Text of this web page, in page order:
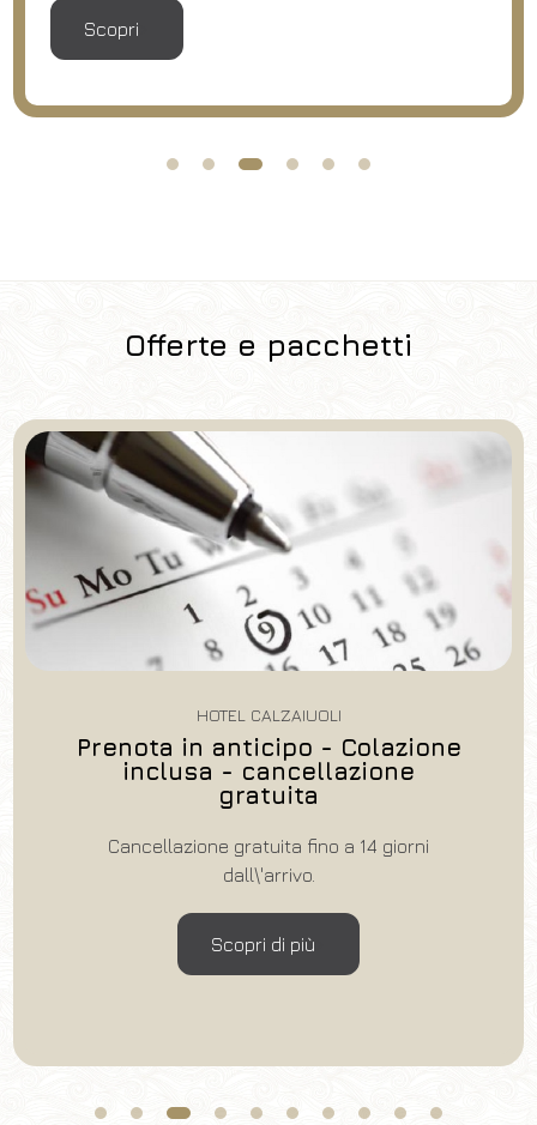
Scopri
Offerte e pacchetti
HOTEL CALZAIUOLI
Prenota in anticipo - Colazione
inclusa - cancellazione
gratuita
Cancellazione gratuita fino a 14 giorni
dall\'arrivo.
Scopri di più